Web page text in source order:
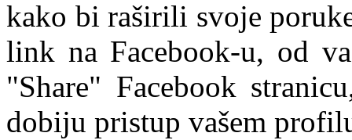
kako bi raširili svoje
link na Facebook-u, od
"Share" Facebook
dobiju pristup vašem